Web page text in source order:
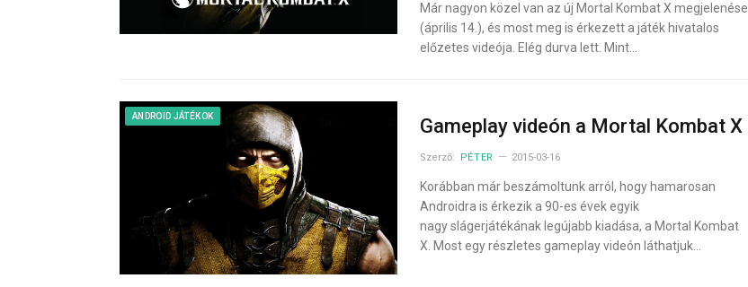
Már nagyon közel van az új Mortal Kombat X megjelenése
(április 14.), és most meg is érkezett a játék hivatalos
előzetes videója. Elég durva lett. Mint…
ANDROID JÁTÉKOK Gameplay videón a Mortal Kombat X
Szerző: PÉTER 2015-03-16
Korábban már beszámoltunk arról, hogy hamarosan
Androidra is érkezik a 90-es évek egyik
nagy slágerjátékának legújabb kiadása, a Mortal Kombat
X. Most egy részletes gameplay videón láthatjuk…